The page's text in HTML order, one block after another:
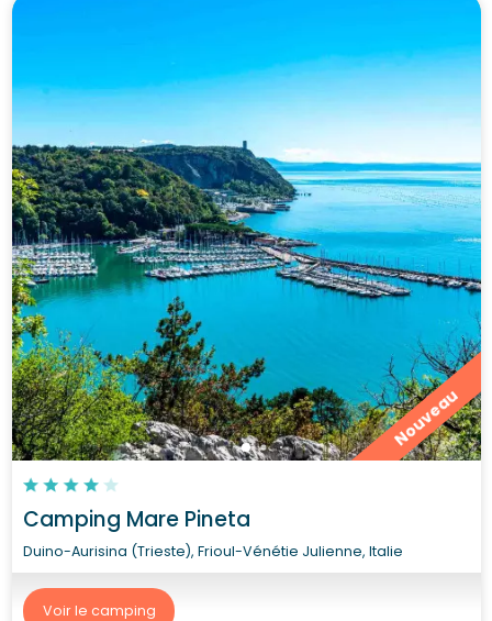
Nouveau
Camping Mare Pineta
Duino-Aurisina (Trieste), Frioul-Vénétie Julienne, Italie
Voir le camping